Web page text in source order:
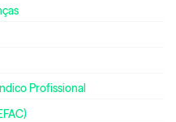
Profissional